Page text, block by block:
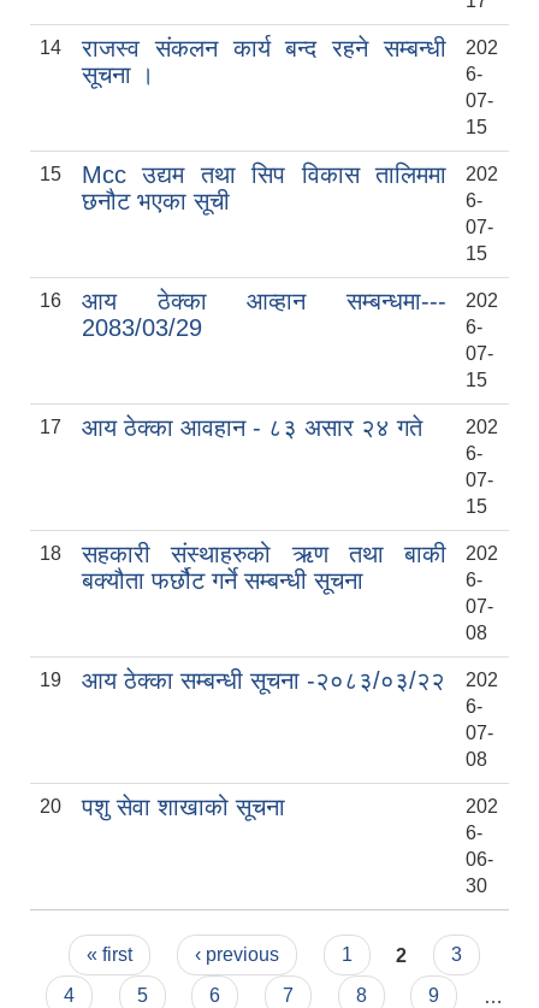
14
राजस्व संकलन कार्य बन्द रहने सम्बन्धी
सूचना ।
202
6-
07-
15
15
Mcc उद्यम तथा सिप विकास तालिममा
छनौट भएका सूची
202
6-
07-
15
16
आय ठेक्का आव्हान सम्बन्धमा---
2083/03/29
202
6-
07-
15
17 आय ठेक्का आवहान - ८३ असार २४ गते
202
6-
07-
15
18
सहकारी संस्थाहरुको ऋण तथा बाकी
बक्यौता फर्छौट गर्ने सम्बन्धी सूचना
202
6-
07-
08
19 आय ठेक्का सम्बन्धी सूचना -२०८३/०३/२२
202
6-
07-
08
20 पशु सेवा शाखाको सूचना
202
6-
06-
30
Pages
« first ‹ previous 1 2
3
4
5 6 7 8 9